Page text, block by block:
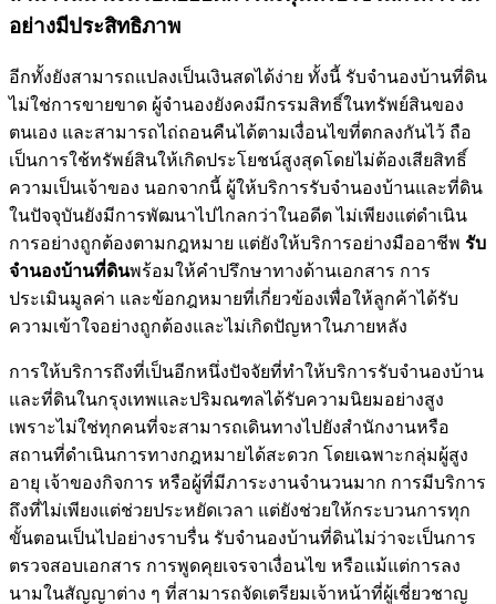
อย่างมีประสิทธิภาพ
อีกทั้งยังสามารถแปลงเป็นเงินสดได้ง่าย ทั้งนี้ รับจำนองบ้านที่ดิน
ไม่ใช่การขายขาด ผู้จำนองยังคงมีกรรมสิทธิ์ในทรัพย์สินของ
ตนเอง และสามารถไถ่ถอนคืนได้ตามเงื่อนไขที่ตกลงกันไว้ ถือ
เป็นการใช้ทรัพย์สินให้เกิดประโยชน์สูงสุดโดยไม่ต้องเสียสิทธิ์
ความเป็นเจ้าของ นอกจากนี้ ผู้ให้บริการรับจำนองบ้านและที่ดิน
ในปัจจุบันยังมีการพัฒนาไปไกลกว่าในอดีต ไม่เพียงแต่ดำเนิน
การอย่างถูกต้องตามกฎหมาย แต่ยังให้บริการอย่างมืออาชีพ รับ
จำนองบ้านที่ดินพร้อมให้คำปรึกษาทางด้านเอกสาร การ
ประเมินมูลค่า และข้อกฎหมายที่เกี่ยวข้องเพื่อให้ลูกค้าได้รับ
ความเข้าใจอย่างถูกต้องและไม่เกิดปัญหาในภายหลัง
การให้บริการถึงที่เป็นอีกหนึ่งปัจจัยที่ทำให้บริการรับจำนองบ้าน
และที่ดินในกรุงเทพและปริมณฑลได้รับความนิยมอย่างสูง
เพราะไม่ใช่ทุกคนที่จะสามารถเดินทางไปยังสำนักงานหรือ
สถานที่ดำเนินการทางกฎหมายได้สะดวก โดยเฉพาะกลุ่มผู้สูง
อายุ เจ้าของกิจการ หรือผู้ที่มีภาระงานจำนวนมาก การมีบริการ
ถึงที่ไม่เพียงแต่ช่วยประหยัดเวลา แต่ยังช่วยให้กระบวนการทุก
ขั้นตอนเป็นไปอย่างราบรื่น รับจำนองบ้านที่ดินไม่ว่าจะเป็นการ
ตรวจสอบเอกสาร การพูดคุยเจรจาเงื่อนไข หรือแม้แต่การลง
นามในสัญญาต่าง ๆ ที่สามารถจัดเตรียมเจ้าหน้าที่ผู้เชี่ยวชาญ